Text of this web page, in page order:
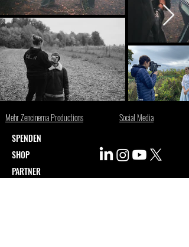
Mehr Zencinema Productions
Social Media
SPENDEN
SHOP
PARTNER